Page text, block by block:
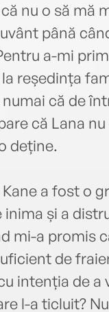
nu o să mă
până
a-mi
reședința
că de
că Lana
deține.
a fost o
și a
mi-a promis
de
intenția de a
l-a ticluit?